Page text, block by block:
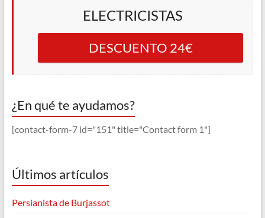
ELECTRICISTAS
DESCUENTO 24€
¿En qué te ayudamos?
[contact-form-7 id="151" title="Contact form 1"]
Últimos artículos
Persianista de Burjassot